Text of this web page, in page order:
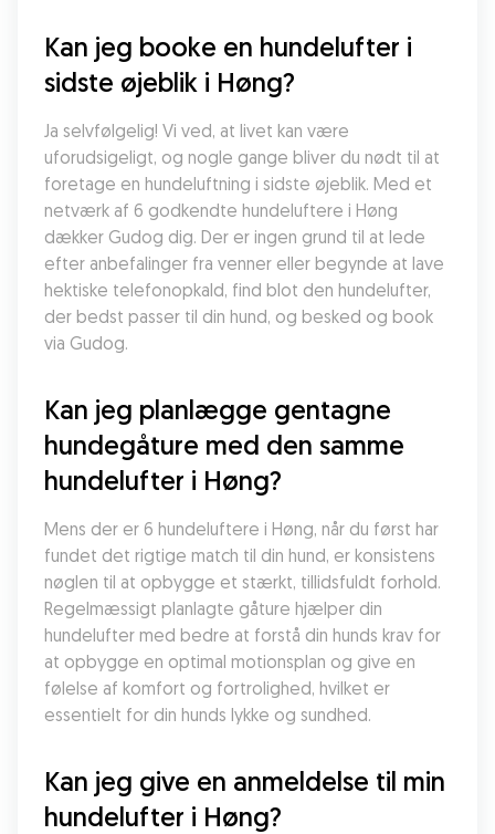
Kan jeg booke en hundelufter i
sidste øjeblik i Høng?
Ja selvfølgelig! Vi ved, at livet kan være
uforudsigeligt, og nogle gange bliver du nødt til at
foretage en hundeluftning i sidste øjeblik. Med et
netværk af 6 godkendte hundeluftere i Høng
dækker Gudog dig. Der er ingen grund til at lede
efter anbefalinger fra venner eller begynde at lave
hektiske telefonopkald, find blot den hundelufter,
der bedst passer til din hund, og besked og book
via Gudog.
Kan jeg planlægge gentagne
hundegåture med den samme
hundelufter i Høng?
Mens der er 6 hundeluftere i Høng, når du først har
fundet det rigtige match til din hund, er konsistens
nøglen til at opbygge et stærkt, tillidsfuldt forhold.
Regelmæssigt planlagte gåture hjælper din
hundelufter med bedre at forstå din hunds krav for
at opbygge en optimal motionsplan og give en
følelse af komfort og fortrolighed, hvilket er
essentielt for din hunds lykke og sundhed.
Kan jeg give en anmeldelse til min
hundelufter i Høng?